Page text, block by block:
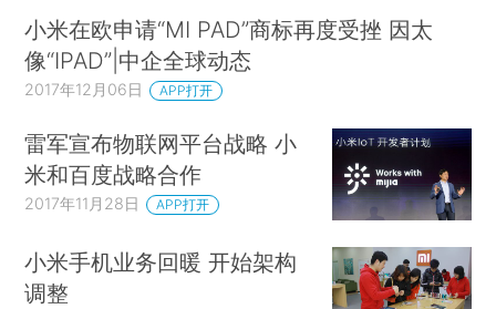
小米在欧申请“MI PAD”商标再度受挫 因太
像“IPAD”|中企全球动态
2017年12月06日 APP打开
雷军宣布物联网平台战略 小
米和百度战略合作
2017年11月28日 APP打开
小米手机业务回暖 开始架构
调整